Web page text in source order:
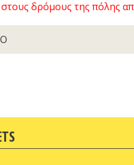
δρόμους της πόλης